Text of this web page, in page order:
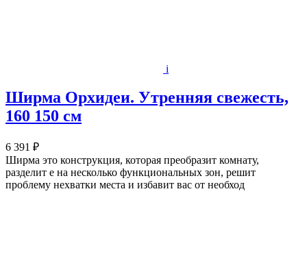
i
Ширма Орхидеи. Утренняя свежесть,
160 150 см
6 391 ₽
Ширма это конструкция, которая преобразит комнату,
разделит е на несколько функциональных зон, решит
проблему нехватки места и избавит вас от необход